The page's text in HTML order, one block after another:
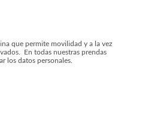
que permite movilidad y a la vez
En todas nuestras prendas
los datos personales.